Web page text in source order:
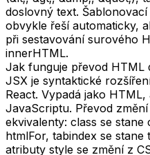
doslovný text.
obvykle řeší automaticky,
při sestavování surového
innerHTML.
Jak funguje převod HTML
JSX je syntaktické
React. Vypadá jako
JavaScriptu. Převod
ekvivalenty: class se
htmlFor, tabindex se stane
atributy style se změní z